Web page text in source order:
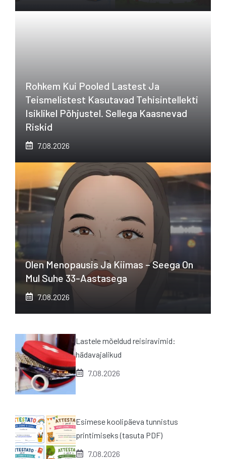
Rohkem Kui Pooled Lastest Ja
Teismelistest Kasutavad Tehisintellekti
Isiklikel Põhjustel. Sellega Kaasnevad
Riskid
7.08.2026
Olen Menopausis Ja Kiimas – Seega On
Mul Suhe 33-Aastasega
7.08.2026
Lastele mõeldud reisiravimid:
hädavajalikud
7.08.2026
Esimese koolipäeva tunnistus
printimiseks (tasuta PDF)
7.08.2026